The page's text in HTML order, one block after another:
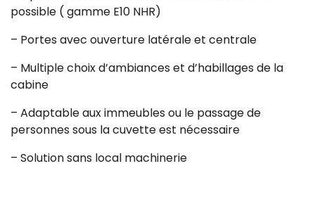
possible ( gamme E10 NHR)
– Portes avec ouverture latérale et centrale
– Multiple choix d’ambiances et d’habillages de la
cabine
– Adaptable aux immeubles ou le passage de
personnes sous la cuvette est nécessaire
– Solution sans local machinerie